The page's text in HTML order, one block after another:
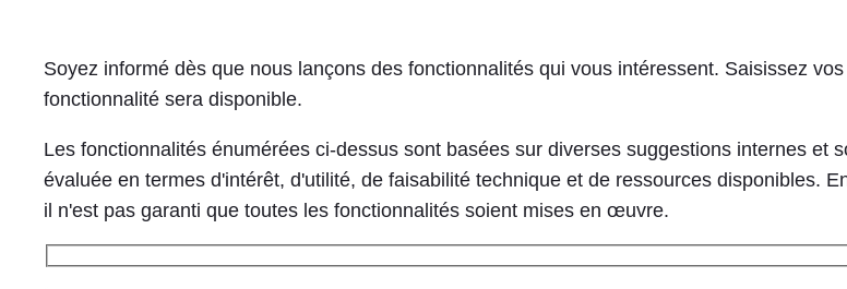
Soyez informé dès que nous lançons des fonctionnalités qui vous intéressent. Saisissez
fonctionnalité sera disponible.
Les fonctionnalités énumérées ci-dessus sont basées sur diverses suggestions internes et
évaluée en termes d'intérêt, d'utilité, de faisabilité technique et de ressources disponibles.
il n'est pas garanti que toutes les fonctionnalités soient mises en œuvre.